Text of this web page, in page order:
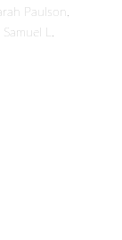
Paulson,
L.